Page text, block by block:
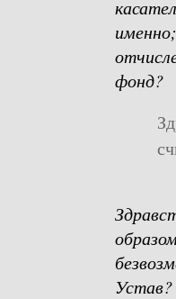
фонд?
Устав?